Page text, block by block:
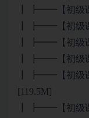
┃ ┣━━【初级课
┃ ┣━━【初级课
┃ ┣━━【初级课
┃ ┣━━【初级课
┃ ┣━━【初级课
[119.5M]
┃ ┣━━【初级课